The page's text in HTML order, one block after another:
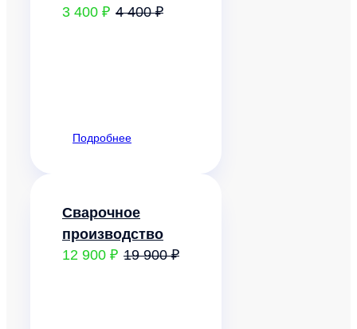
эксплуатация
3 400 ₽ 4 400 ₽
Подробнее
Сварочное
производство
12 900 ₽ 19 900 ₽